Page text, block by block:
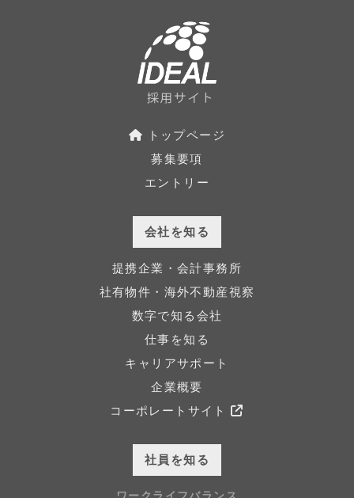
トップページ
募集要項
エントリー
会社を知る
提携企業・会計事務所
社有物件・海外不動産視察
数字で知る会社
仕事を知る
キャリアサポート
企業概要
コーポレートサイト
社員を知る